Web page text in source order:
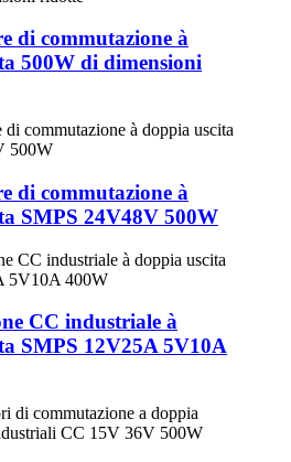
di commutazione à
500W di dimensioni
di commutazione à
SMPS 24V48V 500W
CC industriale à
SMPS 12V25A 5V10A